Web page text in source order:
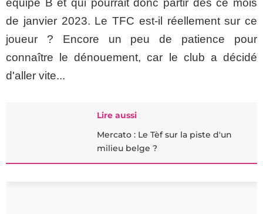
équipe B et qui pourrait donc partir dès ce mois
de janvier 2023. Le TFC est-il réellement sur ce
joueur ? Encore un peu de patience pour
connaître le dénouement, car le club a décidé
d'aller vite...
Lire aussi
Mercato : Le Tèf sur la piste d'un
milieu belge ?